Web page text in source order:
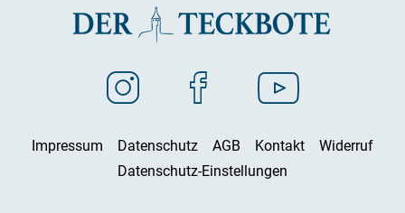
Impressum Datenschutz AGB Kontakt
Widerruf
Datenschutz-Einstellungen